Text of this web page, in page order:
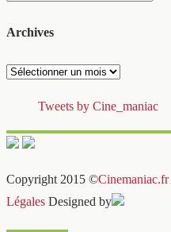
Archives
Archives
Tweets by Cine_maniac
Copyright 2015 ©Cinemaniac.fr
Légales Designed by